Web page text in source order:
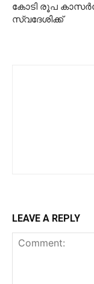
കോടി രൂപ
സ്വദേശിക്ക്
LEAVE A REPLY